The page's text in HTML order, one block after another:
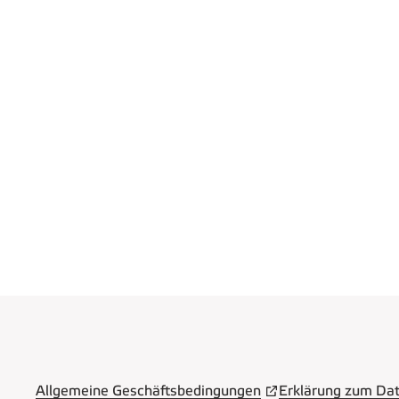
Allgemeine Geschäftsbedingungen Erklärung zum